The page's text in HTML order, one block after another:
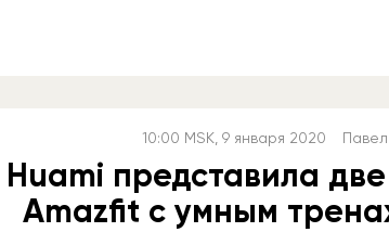
10:00 MSK , 9 января 2020
Huami представила
Amazfit c умным